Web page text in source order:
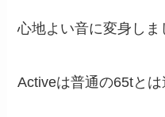
心地よい音に変身しま
Activeは普通の65tと